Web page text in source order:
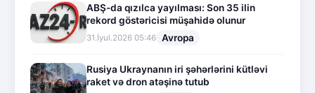
ABŞ-da qızılca yayılması: Son 35 ilin
rekord göstəricisi müşahidə olunur
31.İyul.2026 05:46 Avropa
Rusiya Ukraynanın iri şəhərlərini kütləvi
raket və dron atəşinə tutub